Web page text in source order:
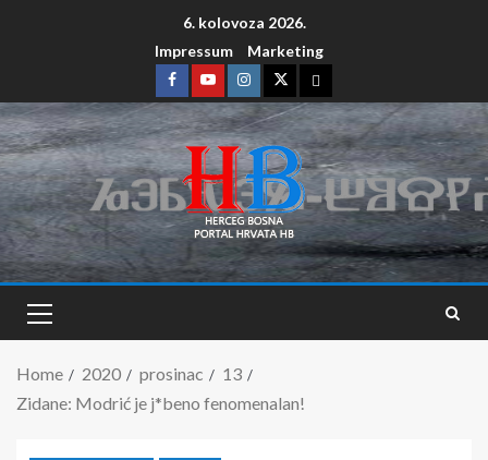
6. kolovoza 2026.
Impressum
Marketing
Home 2020 prosinac
13
Zidane: Modrić je j*beno fenomenalan!